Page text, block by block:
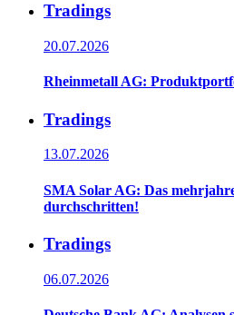
Tradings
20.07.2026
Rheinmetall AG:
Tradings
13.07.2026
SMA Solar AG: Das
durchschritten!
Tradings
06.07.2026